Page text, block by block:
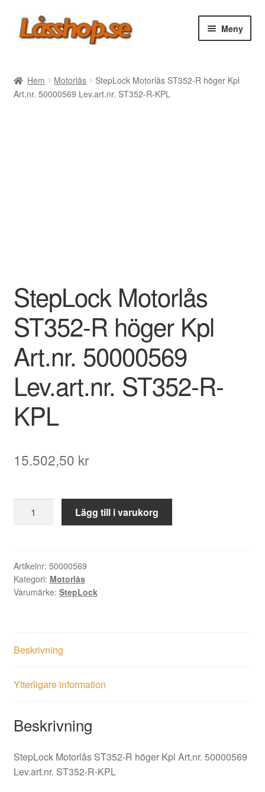
Hoppa
till
Hoppa
till
Meny
Rea
Hem Motorlås
StepLock Motorlås ST352-R höger Kpl
Art.nr. 50000569 Lev.art.nr. ST352-R-KPL
StepLock Motorlås
ST352-R höger Kpl
Art.nr. 50000569
Lev.art.nr. ST352-R-
KPL
15.502,50 kr
Motorlås
höger
Kpl
Art.nr.
R-
mängd
Lägg till i varukorg
Artikelnr: 50000569
Kategori: Motorlås
Varumärke: StepLock
Beskrivning
Ytterligare information
Beskrivning
StepLock Motorlås ST352-R höger Kpl Art.nr. 50000569
Lev.art.nr. ST352-R-KPL